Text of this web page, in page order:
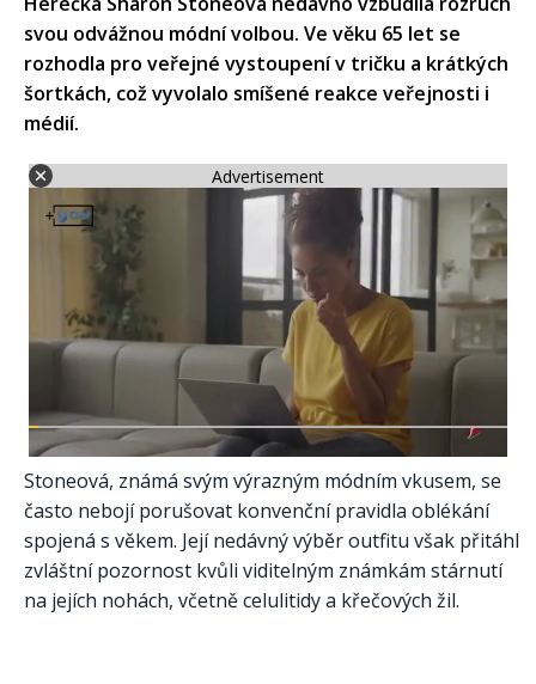
svou odvážnou módní volbou. Ve věku 65 let se
rozhodla pro veřejné vystoupení v tričku a krátkých
šortkách, což vyvolalo smíšené reakce veřejnosti i
médií.
Advertisement
Stoneová, známá svým výrazným módním vkusem, se
často nebojí porušovat konvenční pravidla oblékání
spojená s věkem. Její nedávný výběr outfitu však přitáhl
zvláštní pozornost kvůli viditelným známkám stárnutí
na jejích nohách, včetně celulitidy a křečových žil.